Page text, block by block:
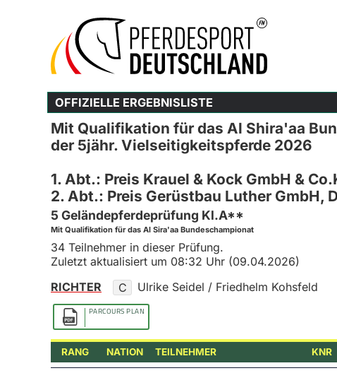
OFFIZIELLE ERGEBNISLISTE
Mit Qualifikation für das Al Shira'aa
der 5jähr. Vielseitigkeitspferde 2026
1. Abt.: Preis Krauel & Kock GmbH &
2. Abt.: Preis Gerüstbau Luther GmbH,
5 Geländepferdeprüfung Kl.A**
Mit Qualifikation für das Al Sira'aa Bundeschampionat
34 Teilnehmer in dieser Prüfung.
Zuletzt aktualisiert um 08:32 Uhr (09.04.2026)
RICHTER
C Ulrike Seidel / Friedhelm Kohsfeld
PARCOURS PLAN
RANG NATION TEILNEHMER KNR